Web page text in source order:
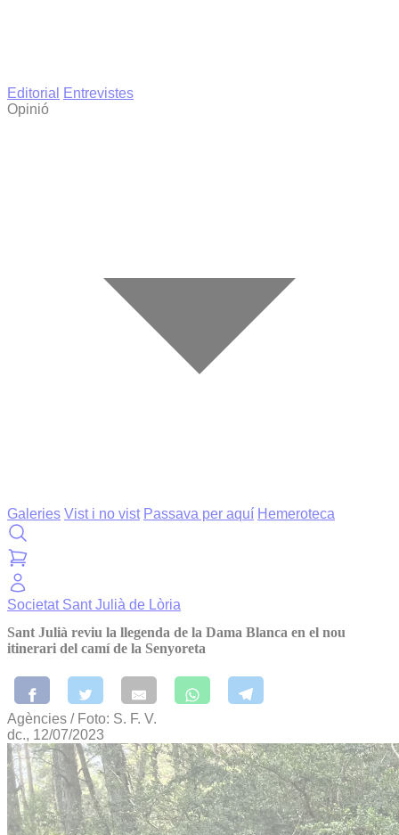
Editorial
Entrevistes
Opinió
Galeries Vist i no vist Passava per aquí Hemeroteca
Societat Sant Julià de Lòria
Sant Julià reviu la llegenda de la Dama Blanca en el nou
itinerari del camí de la Senyoreta
Agències / Foto: S. F. V.
dc., 12/07/2023